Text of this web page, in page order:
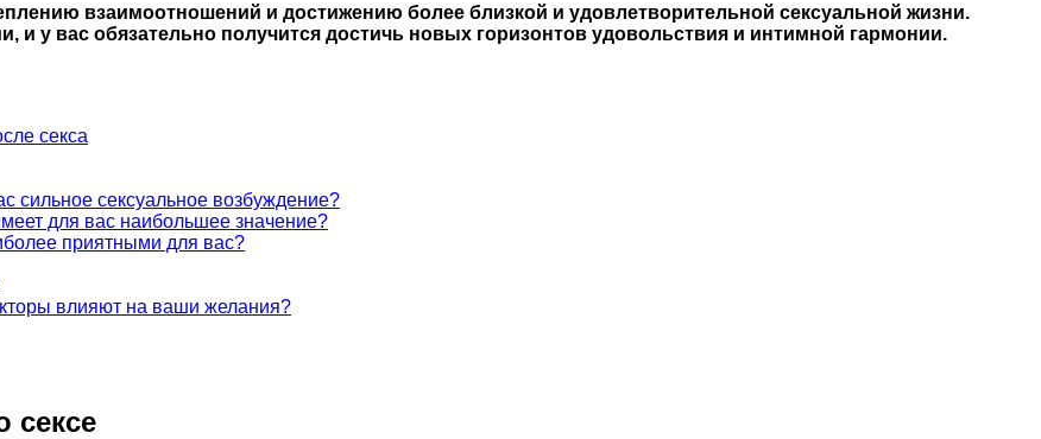
взаимоотношений и достижению более близкой и удовлетворительной сексуальной жизни.
у вас обязательно получится достичь новых горизонтов удовольствия и интимной гармонии.
секса
сильное сексуальное возбуждение?
для вас наибольшее значение?
приятными для вас?
влияют на ваши желания?
сексе